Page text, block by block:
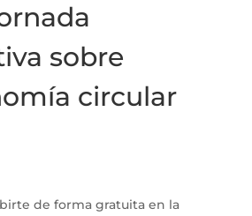
sobre
circular
de forma gratuita en la